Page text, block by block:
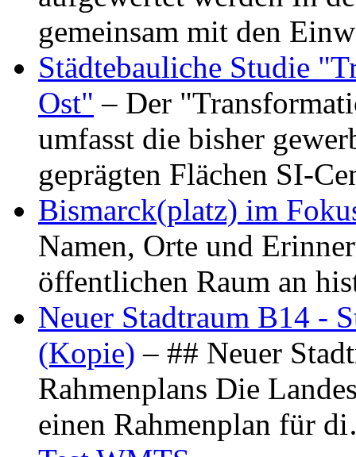
gemeinsam mit den
Städtebauliche Studie
Ost" – Der
umfasst die bisher
geprägten Flächen SI-
Bismarck(platz) im
Namen, Orte und
öffentlichen Raum an
Neuer Stadtraum B14 -
(Kopie) – ## Neuer
Rahmenplans Die
einen Rahmenplan für